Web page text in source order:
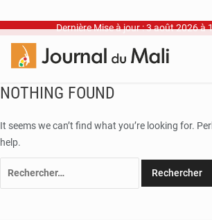
Dernière Mise à jour : 3 août 2026 à
NOTHING FOUND
It seems we can’t find what you’re looking for.
help.